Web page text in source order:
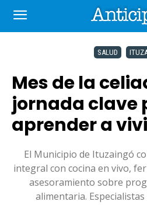
SALUD
Mes de la
jornada clave
aprender a
El Municipio de Ituzaingó
integral con cocina en vivo,
asesoramiento sobre
alimentaria.